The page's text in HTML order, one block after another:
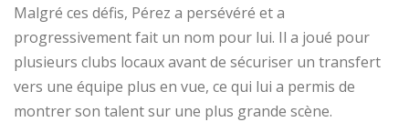
Malgré ces défis, Pérez a persévéré et a
progressivement fait un nom pour lui. Il a joué pour
plusieurs clubs locaux avant de sécuriser un transfert
vers une équipe plus en vue, ce qui lui a permis de
montrer son talent sur une plus grande scène.